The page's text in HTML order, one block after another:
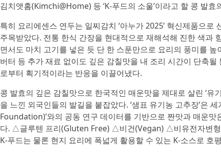
김치앳홈(Kimchi@Home) 등 ‘K-푸드의 소울’이라고 할 콩 발
특히 요리에센스 연두는 일찌감치 ‘아누가 2025’ 혁신제품으
주목받았다. 전통 한식 간장을 현대적으로 재해석해 진한 색과
면서도 마치 고기를 넣은 듯 단 한 스푼만으로 요리의 풍미를
버터 등 추가 재료 없이도 깊은 감칠맛을 내 조리 시간이 단축
로부터 획기적이라는 반응을 이끌어냈다.
콩 발효의 깊은 감칠맛으로 한국적인 매운맛을 제대로 살린 ‘유
을 느낀 외국인들의 발길을 붙잡았다. ‘샘표 유기농 고추장’은
Foundation)’와의 공동 연구 데이터를 기반으로 짠맛과 매운
다. △글루텐 프리(Gluten Free) △비건(Vegan) △비유전자변형
K-푸드는 물론 현지 요리에 폭넓게 활용할 수 있는 K-소스로 호